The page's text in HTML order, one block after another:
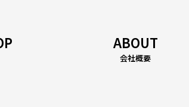
ABOUT
会社概要